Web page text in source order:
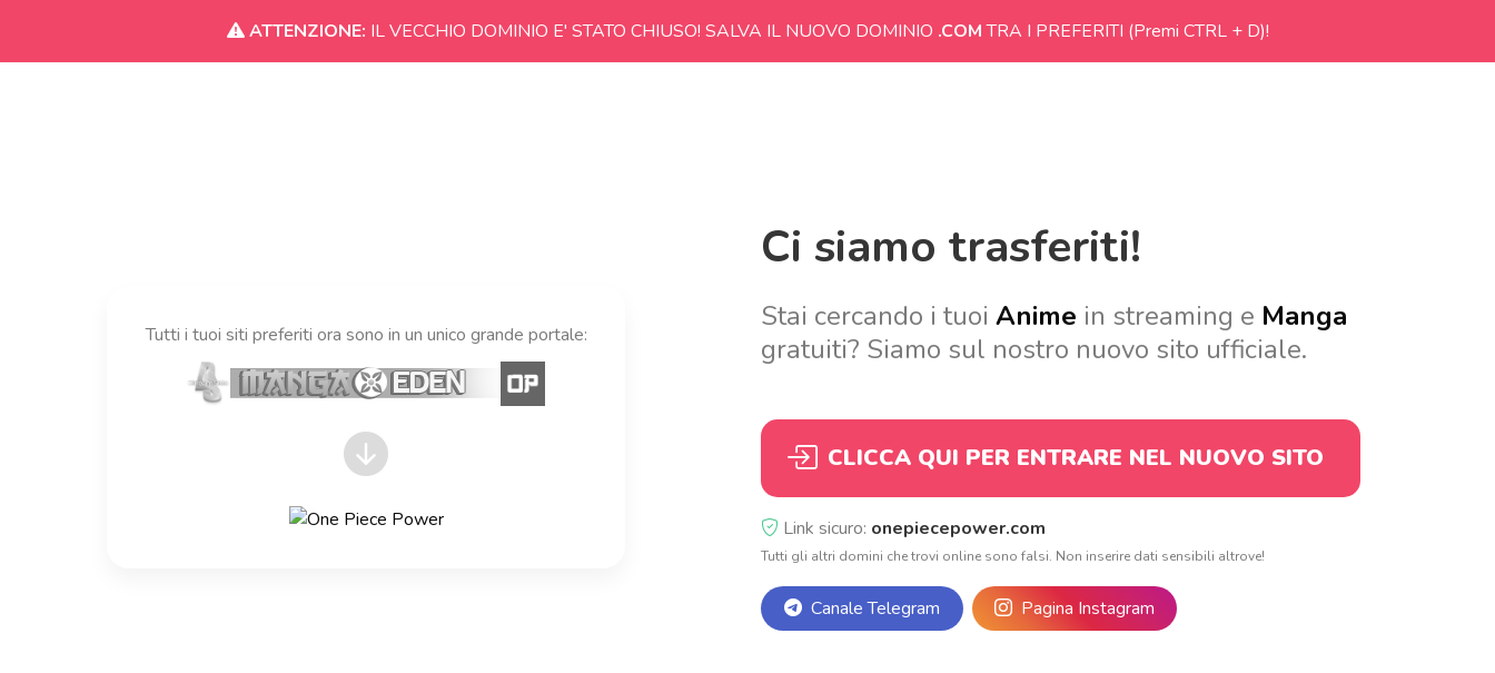
ATTENZIONE: IL VECCHIO DOMINIO E' STATO CHIUSO! SALVA IL NUOVO DOMINIO .COMTRA I PREFERITI (Premi CTRL + D)!
Tutti i tuoi siti preferiti ora sono in un unico grande portale:
Ci siamo trasferiti!
Stai cercando i tuoi Anime in streaming e Manga
gratuiti? Siamo sul nostro nuovo sito ufficiale.
CLICCA QUI PER ENTRARE NEL NUOVO SITO
Link sicuro: onepiecepower.com
Tutti gli altri domini che trovi online sono falsi. Non inserire dati sensibili altrove!
Canale Telegram Pagina Instagram